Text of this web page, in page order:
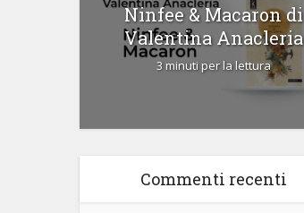
Ninfee & Macaron di
Valentina Anacleria
3 minuti per la lettura
Commenti recenti